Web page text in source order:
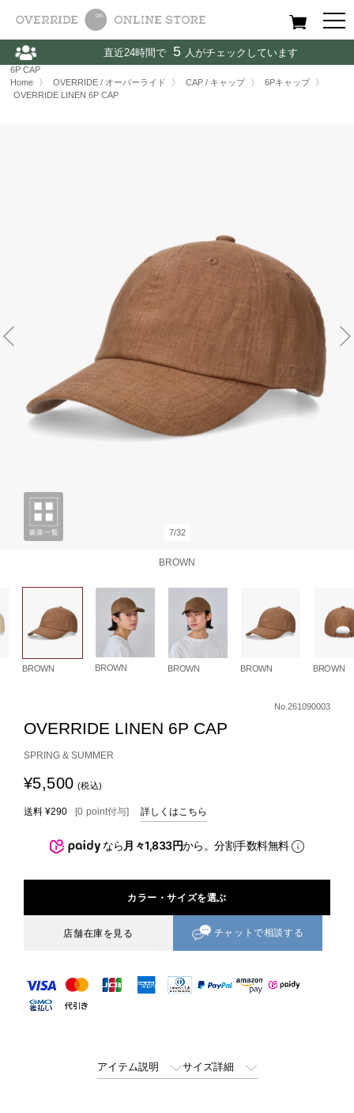
All Women Men
Home OVERRIDE / オーバーライド 〉 CAP / キャップ 〉 OVERRIDE LINEN
6P CAP
Home
〉 OVERRIDE / オーバーライド 〉 CAP / キャップ 〉 6Pキャップ
〉
OVERRIDE LINEN 6P CAP
7/32
BROWN
BROWN BROWN BROWN BROWN BROWN
No.261090003
OVERRIDE LINEN 6P CAP
SPRING & SUMMER
¥5,500 (税込)
送料 ¥290 [0 point付与] 詳しくはこちら
なら月々1,833円から。分割手数料無料
カラー・サイズを選ぶ
店舗在庫を見る チャットで相談する
アイテム説明 サイズ詳細
直近24時間で 5 人がチェックしています